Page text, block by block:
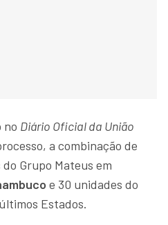
no Diário Oficial da União
a combinação de
Grupo Mateus em
e 30 unidades do
Estados.